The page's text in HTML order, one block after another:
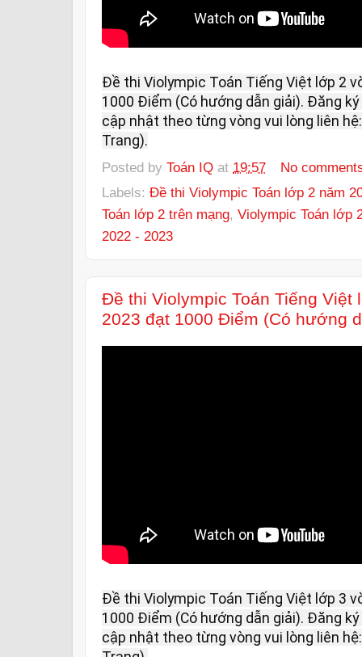
Đề thi Violympic Toán Tiếng Việt lớp 2
1000 Điểm (Có hướng dẫn giải). Đăng
cập nhật theo từng vòng vui lòng liên
Trang).
Posted by Toán IQ at 19:57
No
Labels: Đề thi Violympic Toán lớp 2 năm
Toán lớp 2 trên mạng, Violympic Toán lớp
2022 - 2023
Đề thi Violympic Toán Tiếng Việt
2023 đạt 1000 Điểm (Có hướng
Đề thi Violympic Toán Tiếng Việt lớp 3
1000 Điểm (Có hướng dẫn giải). Đăng
cập nhật theo từng vòng vui lòng liên